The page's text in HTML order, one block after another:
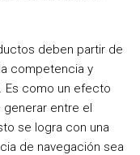
deben partir de
competencia y
Es como un efecto
generar entre el
se logra con una
de navegación sea